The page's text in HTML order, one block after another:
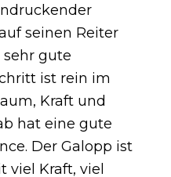
seinen Reiter
gute
ist rein im
Kraft und
hat eine gute
Der Galopp ist
viel Kraft, viel